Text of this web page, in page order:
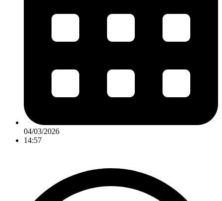
04/03/2026
14:57